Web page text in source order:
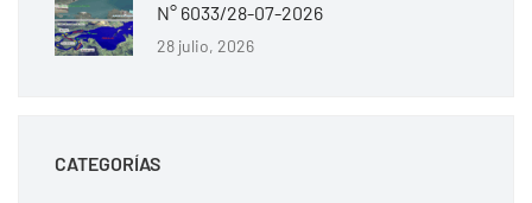
N° 6033/28-07-2026
28 julio, 2026
CATEGORÍAS